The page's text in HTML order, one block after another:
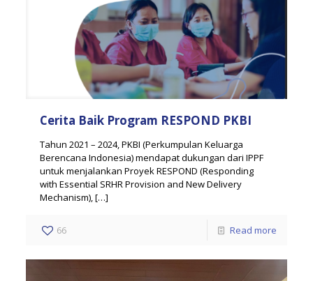
Cerita Baik Program RESPOND PKBI
Tahun 2021 – 2024, PKBI (Perkumpulan Keluarga
Berencana Indonesia) mendapat dukungan dari IPPF
untuk menjalankan Proyek RESPOND (Responding
with Essential SRHR Provision and New Delivery
Mechanism),[…]
66 Read more